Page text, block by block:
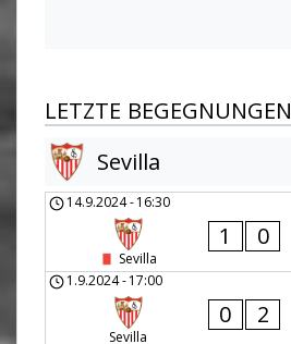
LETZTE BEGEGNUNGEN
Sevilla
14.9.2024-16:30
Sevilla
1 0
1.9.2024-17:00
Sevilla
0 2